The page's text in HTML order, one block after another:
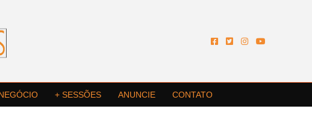
+ SESSÕES ANUNCIE CONTATO